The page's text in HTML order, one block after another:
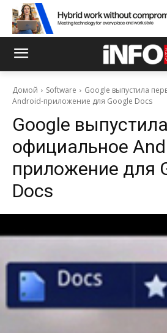
Домой Software
Google выпустила
Android-приложение для Google Docs
Google
официальное
приложение для
Docs